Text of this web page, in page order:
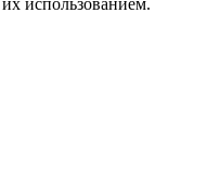
использованием.